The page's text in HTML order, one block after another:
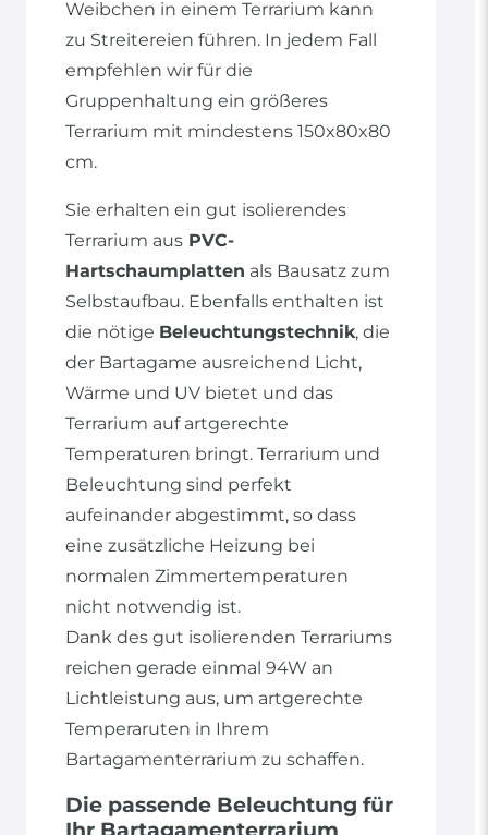
Weibchen in einem Terrarium kann
zu Streitereien führen. In jedem Fall
empfehlen wir für die
Gruppenhaltung ein größeres
Terrarium mit mindestens 150x80x80
cm.
Sie erhalten ein gut isolierendes
Terrarium aus PVC-
Hartschaumplatten als Bausatz zum
Selbstaufbau. Ebenfalls enthalten ist
die nötige Beleuchtungstechnik, die
der Bartagame ausreichend Licht,
Wärme und UV bietet und das
Terrarium auf artgerechte
Temperaturen bringt. Terrarium und
Beleuchtung sind perfekt
aufeinander abgestimmt, so dass
eine zusätzliche Heizung bei
normalen Zimmertemperaturen
nicht notwendig ist.
Dank des gut isolierenden Terrariums
reichen gerade einmal 94W an
Lichtleistung aus, um artgerechte
Temperaruten in Ihrem
Bartagamenterrarium zu schaffen.
Die passende Beleuchtung für